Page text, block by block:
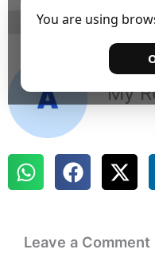
You are using
My
Leave a Comment